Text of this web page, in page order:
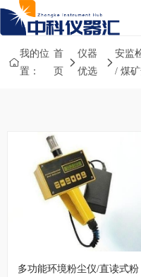
我的位
置：
首
页
仪器
优选
安监
/ 煤
多功能环境粉尘仪/直读式粉